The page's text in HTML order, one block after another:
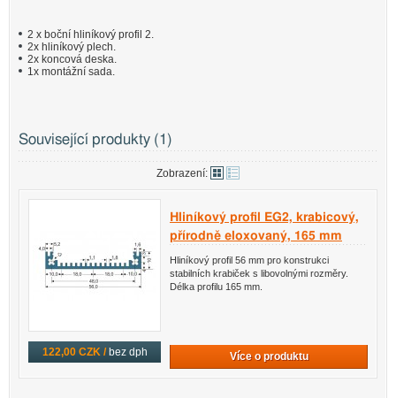
2 x boční hliníkový profil 2.
2x hliníkový plech.
2x koncová deska.
1x montážní sada.
Související produkty (1)
Zobrazení:
122,00 CZK /bez dph
Hliníkový profil EG2, krabicový,
přírodně eloxovaný, 165 mm
Hliníkový profil 56 mm pro konstrukci
stabilních krabiček s libovolnými rozměry.
Délka profilu 165 mm.
Více o produktu